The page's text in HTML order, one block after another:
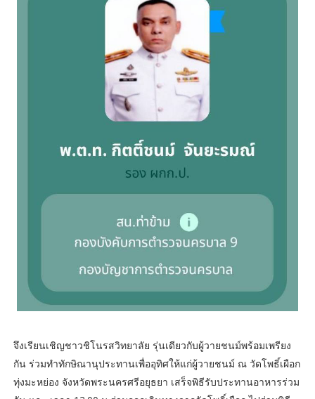
จึงเรียนเชิญชาวชิโนรสวิทยาลัย รุ่นเดียวกับผู้วายชนม์พร้อมเพรียง
กัน ร่วมทำทักษิณานุประทานเพื่ออุทิศให้แก่ผู้วายชนม์ ณ วัดโพธิ์เผือก
ทุ่งมะหย่อง จังหวัดพระนครศรีอยุธยา เสร็จพิธีรับประทานอาหารร่วม